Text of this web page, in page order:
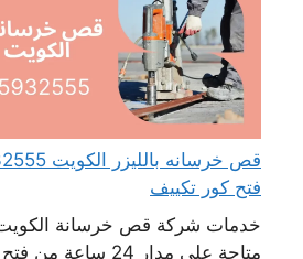
قص خرسانه
فتح كور تكييف
خدمات شركة قص خرسانة
متاحة على مدار 24 ساعة من